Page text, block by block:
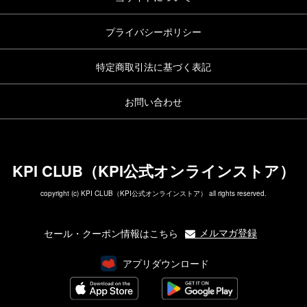
プライバシーポリシー
特定商取引法に基づく表記
お問い合わせ
KPI CLUB（KPI公式オンラインストア）
copyright (c) KPI CLUB（KPI公式オンラインストア） all rights reserved.
セール・クーポン情報はこちら メルマガ登録
アプリダウンロード